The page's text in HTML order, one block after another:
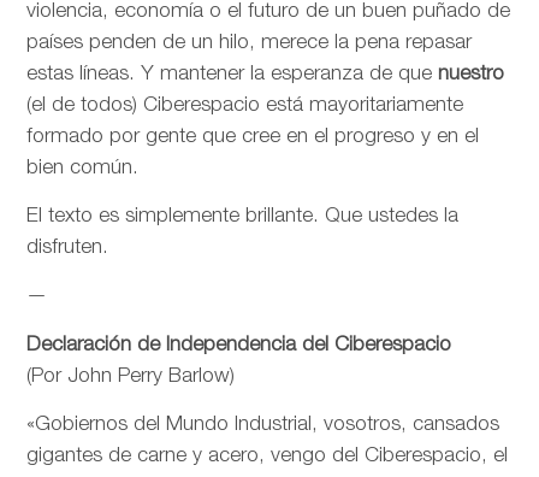
violencia, economía o el futuro de un buen puñado de
países penden de un hilo, merece la pena repasar
estas líneas. Y mantener la esperanza de que nuestro
(el de todos) Ciberespacio está mayoritariamente
formado por gente que cree en el progreso y en el
bien común.
El texto es simplemente brillante. Que ustedes la
disfruten.
—
Declaración de Independencia del Ciberespacio
(Por John Perry Barlow)
«Gobiernos del Mundo Industrial, vosotros, cansados
gigantes de carne y acero, vengo del Ciberespacio, el